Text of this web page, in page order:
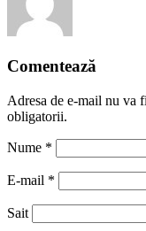
Comentează
Adresa de e-mail nu va
obligatorii.
Nume *
E-mail *
Sait